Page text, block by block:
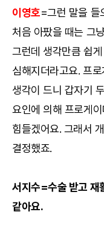
이영호=그런 말을 들
처음 아팠을 때는 그
그런데 생각만큼 쉽
심해지더라고요. 프
생각이 드니 갑자기
요인에 의해 프로게
힘들겠어요. 그래서
결정했죠.
서지수=수술 받고 재
같아요.